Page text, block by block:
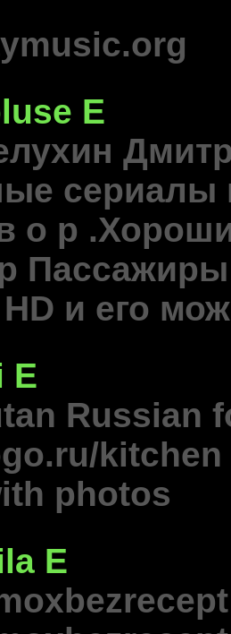
E
сериалы
о р
HD и его
E
Russian
photos
E